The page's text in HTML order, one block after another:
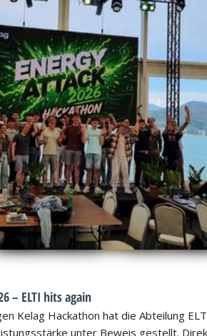
– ELTI hits again
Kelag Hackathon hat die Abteilung
unter Beweis gestellt.